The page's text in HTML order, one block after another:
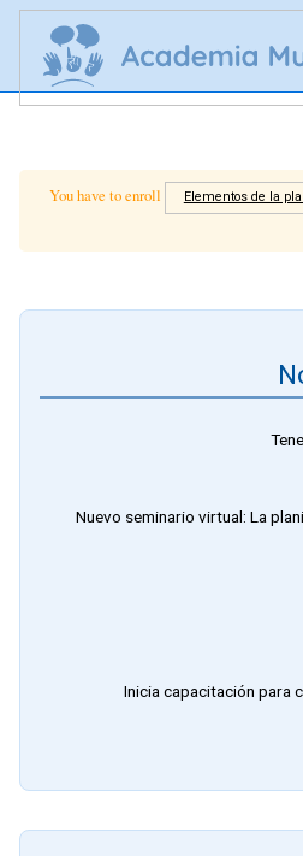
You have to enroll Elementos de la
Nuevo seminario virtual: La
Inicia capacitación para